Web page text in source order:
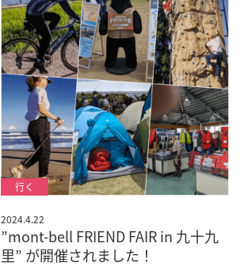
2024.4.22
”mont-bell FRIEND FAIR in 九十九
里” が開催されました！